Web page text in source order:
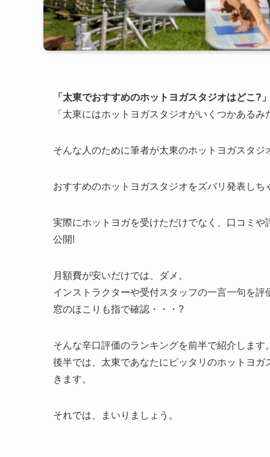
「太東でおすすめのホットヨガスタジオはどこ?」
「太東にはホットヨガスタジオがいくつかある
そんな人のために筆者が太東のホットヨガスタジ
おすすめのホットヨガスタジオをズバリ発表しち
実際にホットヨガを受けただけでなく、口コミ
公開!
月額費が安いだけでは、ダメ。
インストラクターや受付スタッフの一言一句を評
窓のほこりも指で確認・・・?
そんな辛口評価のランキングを前半で紹介します。
後半では、太東であなたにピッタリのホットヨ
きます。
それでは、まいりましょう。